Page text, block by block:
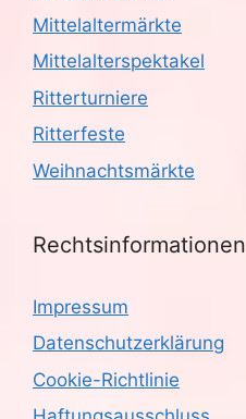
Mittelaltermärkte
Mittelalterspektakel
Ritterturniere
Ritterfeste
Weihnachtsmärkte
Rechtsinformationen
Impressum
Datenschutzerklärung
Cookie-Richtlinie